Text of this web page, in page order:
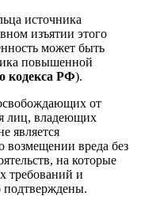
источника
изъятии этого
может быть
повышенной
кодекса РФ).
от
лиц, владеющих
является
возмещении вреда без
на которые
требований и
подтверждены.